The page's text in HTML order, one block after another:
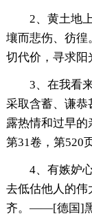
2、黄土地
壤而悲伤、彷徨
切代价，寻求阳
3、在我看
采取含蓄、谦恭
露热情和过早的
第31卷，第520页
4、有嫉妒
去低估他人的伟
齐。——[德国]